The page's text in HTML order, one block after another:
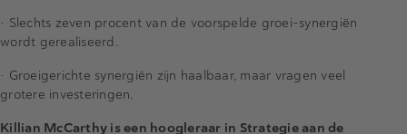
• Slechts zeven procent van de voorspelde groei-synergiën
wordt gerealiseerd.
• Groeigerichte synergiën zijn haalbaar, maar vragen veel
grotere investeringen.
Killian McCarthy is een hoogleraar in Strategie aan de